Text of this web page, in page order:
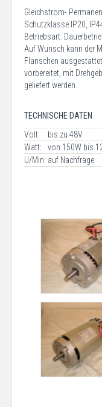
Gleichstrom-
Schutzklasse IP20,
Betriebsart:
Auf Wunsch kann der
Flanschen
vorbereitet, mit
geliefert werden.
TECHNISCHE DATEN
Volt:
bis zu 48V
Watt:
von 150W bis
U/Min: auf Nachfrage